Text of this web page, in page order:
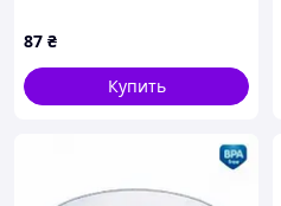
4 шт. //
87 ₴
Купить